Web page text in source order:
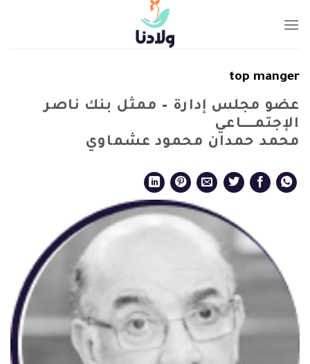
top manger
عضو مجلس إدارة – ممثل بنك ناصر
الإجتمــــــاعي
محمد حمدان محمود عشماوي